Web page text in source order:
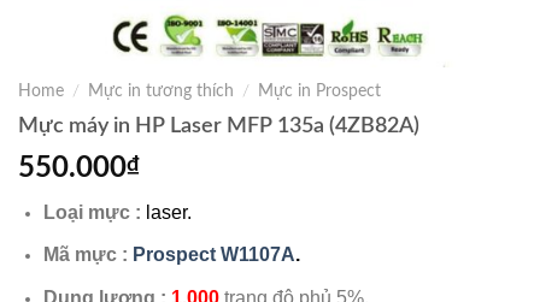
Home / Mực in tương thích / Mực in Prospect
Mực máy in HP Laser MFP 135a (4ZB82A)
550.000₫
Loại mực : laser.
Mã mực : Prospect W1107A.
Dung lượng : 1.000trang độ phủ 5%.